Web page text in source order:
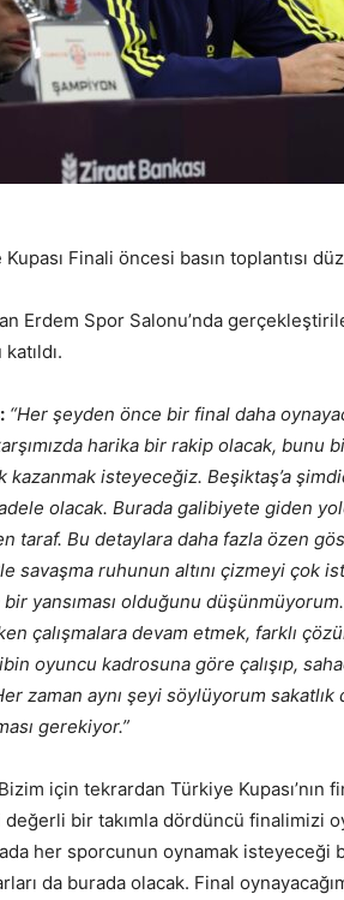
Finali öncesi basın toplantısı
Erdem Spor Salonu’nda
“Her şeyden önce bir final daha
harika bir rakip olacak, bunu
isteyeceğiz. Beşiktaş’a
olacak. Burada galibiyete giden
taraf. Bu detaylara daha fazla özen
savaşma ruhunun altını çizmeyi çok
yansıması olduğunu
çalışmalara devam etmek, farklı
oyuncu kadrosuna göre çalışıp,
zaman aynı şeyi söylüyorum
gerekiyor.”
için tekrardan Türkiye
bir takımla dördüncü finalimizi
her sporcunun oynamak isteyeceği
da burada olacak. Final